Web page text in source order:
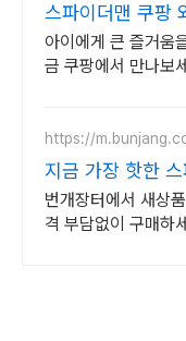
스파이더맨 쿠팡
5% 캐시적립
아이에게 큰 즐거움
금 쿠팡에서 만나보
https://
지금 가장 핫한 스
번개장터에서 새상
격 부담없이 구매하